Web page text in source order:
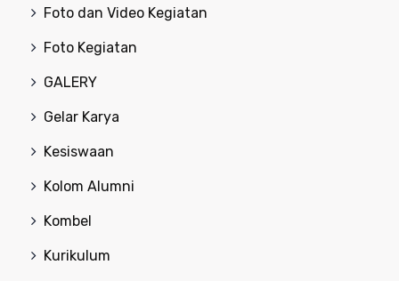
Foto dan Video Kegiatan
Foto Kegiatan
GALERY
Gelar Karya
Kesiswaan
Kolom Alumni
Kombel
Kurikulum